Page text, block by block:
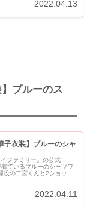
2022.04.13
ブルーのス
子衣装】ブルーのシャ
ファミリー』の公式
ているブルーのシャツワ
2022.04.11